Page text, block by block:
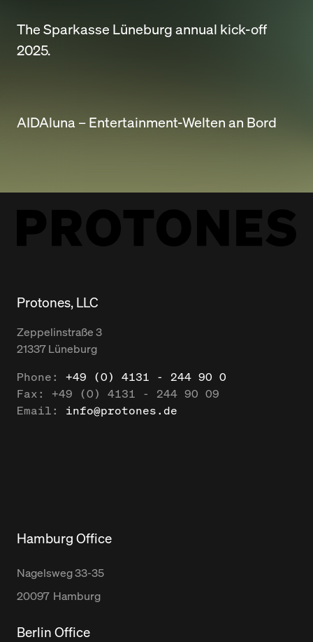
The Sparkasse Lüneburg annual kick-off
2025.
AIDAluna – Entertainment-Welten an Bord
Protones, LLC
Zeppelinstraße3
21337Lüneburg
Phone:
+49 (0) 4131 - 244 90 0
Fax:
+49 (0) 4131 - 244 90 09
Email:
info@protones.de
Hamburg Office
Nagelsweg33-35
20097 Hamburg
Berlin Office